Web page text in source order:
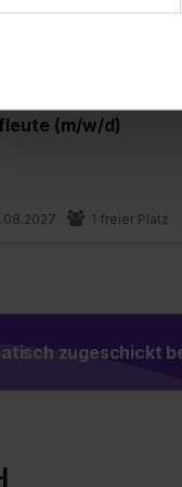
In diesem Fall sowie
dass dir
hierfür kannst du
über kein
(m/w/d)
1 freier Platz
zugeschickt